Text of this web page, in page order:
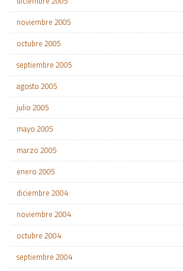
noviembre 2005
octubre 2005
septiembre 2005
agosto 2005
julio 2005
mayo 2005
marzo 2005
enero 2005
diciembre 2004
noviembre 2004
octubre 2004
septiembre 2004